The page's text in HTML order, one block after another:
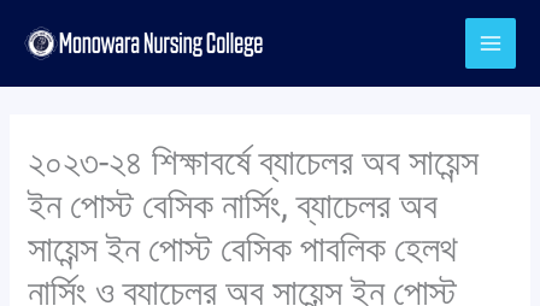
২০২৩-২৪ শিক্ষাবর্ষে ব্যাচেলর অব সায়েন্স
ইন পোস্ট বেসিক নার্সিং, ব্যাচেলর অব
সায়েন্স ইন পোস্ট বেসিক পাবলিক হেলথ
নার্সিং ও ব্যাচেলর অব সায়েন্স ইন পোস্ট